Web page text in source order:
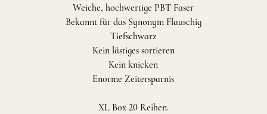
Weiche, hochwertige PBT Faser
Bekannt für das Synonym Flauschig
Tiefschwarz
Kein lästiges sortieren
Kein knicken
Enorme Zeitersparnis
XL Box 20 Reihen.